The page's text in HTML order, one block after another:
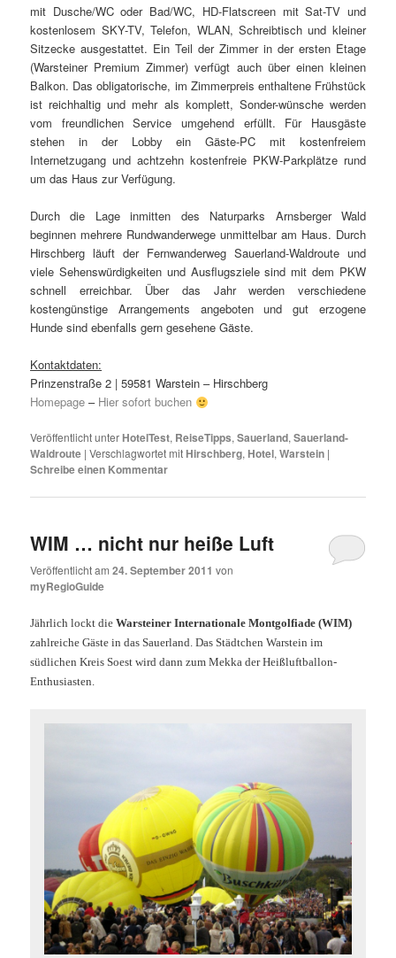
mit Dusche/WC oder Bad/WC, HD-Flatscreen mit Sat-TV und
kostenlosem SKY-TV, Telefon, WLAN, Schreibtisch und kleiner
Sitzecke ausgestattet. Ein Teil der Zimmer in der ersten Etage
(Warsteiner Premium Zimmer) verfügt auch über einen kleinen
Balkon. Das obligatorische, im Zimmerpreis enthaltene Frühstück
ist reichhaltig und mehr als komplett, Sonder-wünsche werden
vom freundlichen Service umgehend erfüllt. Für Hausgäste
stehen in der Lobby ein Gäste-PC mit kostenfreiem
Internetzugang und achtzehn kostenfreie PKW-Parkplätze rund
um das Haus zur Verfügung.
Durch die Lage inmitten des Naturparks Arnsberger Wald
beginnen mehrere Rundwanderwege unmittelbar am Haus. Durch
Hirschberg läuft der Fernwanderweg Sauerland-Waldroute und
viele Sehenswürdigkeiten und Ausflugsziele sind mit dem PKW
schnell erreichbar. Über das Jahr werden verschiedene
kostengünstige Arrangements angeboten und gut erzogene
Hunde sind ebenfalls gern gesehene Gäste.
Kontaktdaten:
Prinzenstraße 2 | 59581 Warstein – Hirschberg
Homepage – Hier sofort buchen
Veröffentlicht unter HotelTest, ReiseTipps,Sauerland,Sauerland-
Waldroute |Verschlagwortet mit Hirschberg, Hotel,Warstein |
Schreibe einen Kommentar
WIM … nicht nur heiße Luft
Veröffentlicht am24. September 2011 von
myRegioGuide
Jährlich lockt dieWarsteiner Internationale Montgolfiade (WIM)
zahlreiche Gäste in das Sauerland. Das Städtchen Warstein im
südlichen Kreis Soest wird dann zum Mekka der Heißluftballon-
Enthusiasten.